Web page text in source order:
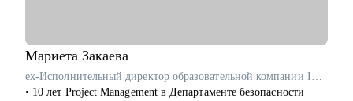
Мариета Закаева
ex-Исполнительный директор образовательной компании ITEC
• 10 лет Project Management в Департаменте безопасности